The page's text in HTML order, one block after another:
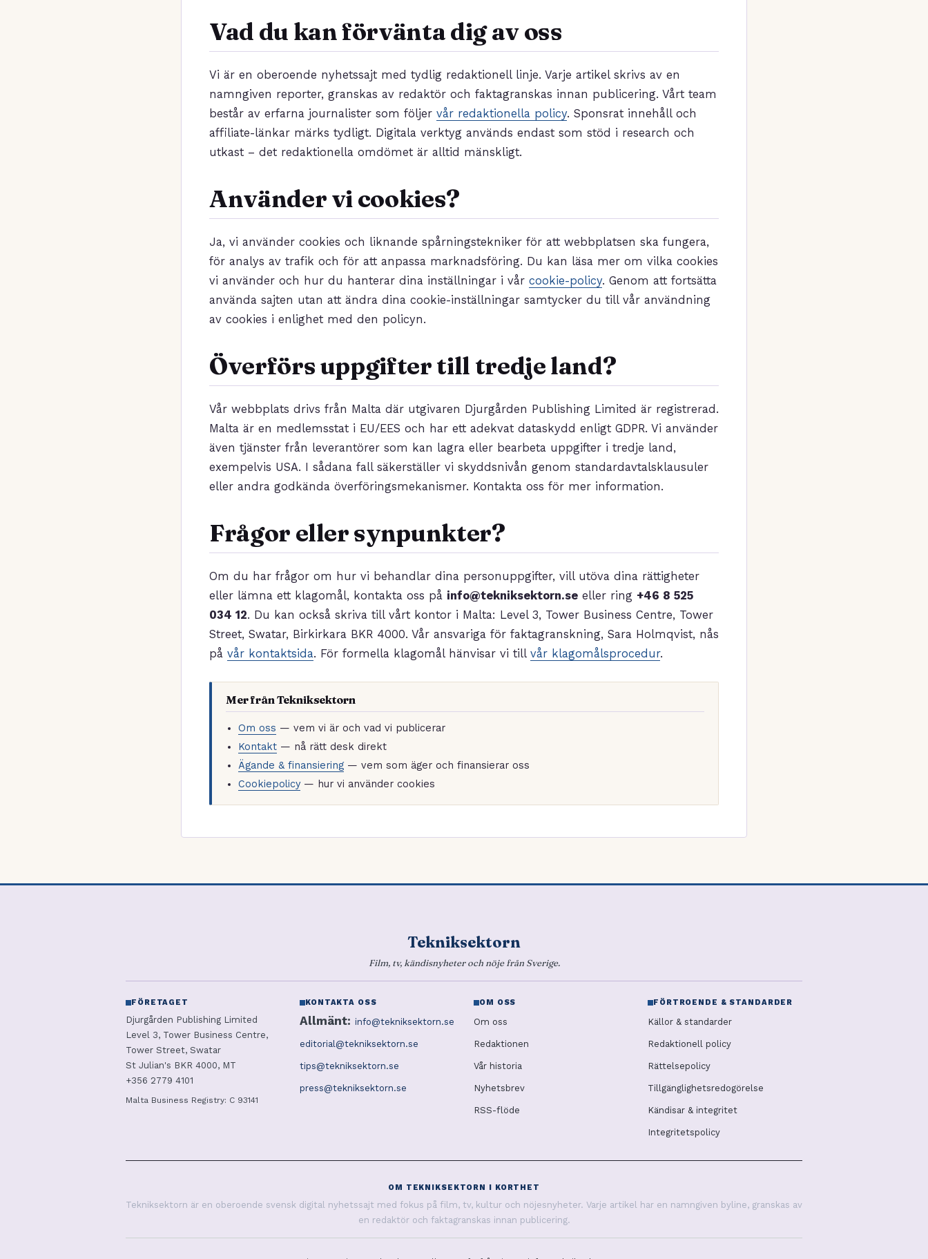
Vad du kan förvänta dig av oss
Vi är en oberoende nyhetssajt med tydlig redaktionell linje. Varje artikel skrivs av en
namngiven reporter, granskas av redaktör och faktagranskas innan publicering. Vårt team
består av erfarna journalister som följer vår redaktionella policy. Sponsrat innehåll och
affiliate-länkar märks tydligt. Digitala verktyg används endast som stöd i research och
utkast – det redaktionella omdömet är alltid mänskligt.
Använder vi cookies?
Ja, vi använder cookies och liknande spårningstekniker för att webbplatsen ska fungera,
för analys av trafik och för att anpassa marknadsföring. Du kan läsa mer om vilka cookies
vi använder och hur du hanterar dina inställningar i vår cookie-policy. Genom att fortsätta
använda sajten utan att ändra dina cookie-inställningar samtycker du till vår användning
av cookies i enlighet med den policyn.
Överförs uppgifter till tredje land?
Vår webbplats drivs från Malta där utgivaren Djurgården Publishing Limited är registrerad.
Malta är en medlemsstat i EU/EES och har ett adekvat dataskydd enligt GDPR. Vi använder
även tjänster från leverantörer som kan lagra eller bearbeta uppgifter i tredje land,
exempelvis USA. I sådana fall säkerställer vi skyddsnivån genom standardavtalsklausuler
eller andra godkända överföringsmekanismer. Kontakta oss för mer information.
Frågor eller synpunkter?
Om du har frågor om hur vi behandlar dina personuppgifter, vill utöva dina rättigheter
eller lämna ett klagomål, kontakta oss på info@tekniksektorn.se eller ring +46 8 525
034 12. Du kan också skriva till vårt kontor i Malta: Level 3, Tower Business Centre, Tower
Street, Swatar, Birkirkara BKR 4000. Vår ansvariga för faktagranskning, Sara Holmqvist, nås
på vår kontaktsida. För formella klagomål hänvisar vi till vår klagomålsprocedur.
Mer från Tekniksektorn
Om oss — vem vi är och vad vi publicerar
Kontakt — nå rätt desk direkt
Ägande & finansiering — vem som äger och finansierar oss
Cookiepolicy— hur vi använder cookies
Tekniksektorn
Film, tv, kändisnyheter och nöje från Sverige.
FÖRETAGET
Djurgården Publishing Limited
Level 3, Tower Business Centre,
Tower Street, Swatar
St Julian's BKR 4000, MT
+356 2779 4101
Malta Business Registry: C 93141
KONTAKTA OSS
Allmänt: info@tekniksektorn.se
editorial@tekniksektorn.se
tips@tekniksektorn.se
press@tekniksektorn.se
OM OSS
Om oss
Redaktionen
Vår historia
Nyhetsbrev
RSS-flöde
FÖRTROENDE & STANDARDER
Källor & standarder
Redaktionell policy
Rättelsepolicy
Tillgänglighetsredogörelse
Kändisar & integritet
Integritetspolicy
OM TEKNIKSEKTORN I KORTHET
Tekniksektorn är en oberoende svensk digital nyhetssajt med fokus på film, tv, kultur och nöjesnyheter. Varje artikel har en namngiven byline, granskas av
en redaktör och faktagranskas innan publicering.